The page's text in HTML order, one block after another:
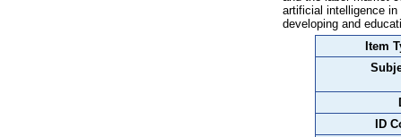
artificial intelligence
developing and
Item
ID